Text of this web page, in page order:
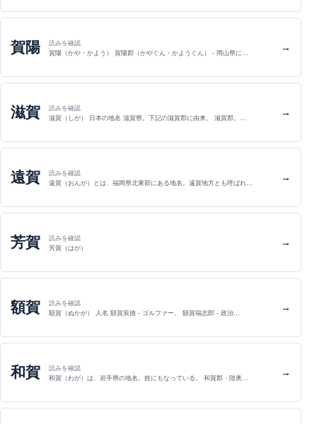
賀陽
読みを確認
賀陽（かや・かよう） 賀陽郡（かやぐん・かようぐん） - 岡山県に…
→
滋賀
読みを確認
滋賀（しが） 日本の地名 滋賀県。下記の滋賀郡に由来。 滋賀郡。…
→
遠賀
読みを確認
遠賀（おんが）とは、福岡県北東部にある地名。遠賀地方とも呼ばれ…
→
芳賀
読みを確認
芳賀（はが）
→
額賀
読みを確認
額賀（ぬかが） 人名 額賀辰徳 - ゴルファー。 額賀福志郎 - 政治…
→
和賀
読みを確認
和賀（わが）は、岩手県の地名。姓にもなっている。 和賀郡 - 陸奥…
→